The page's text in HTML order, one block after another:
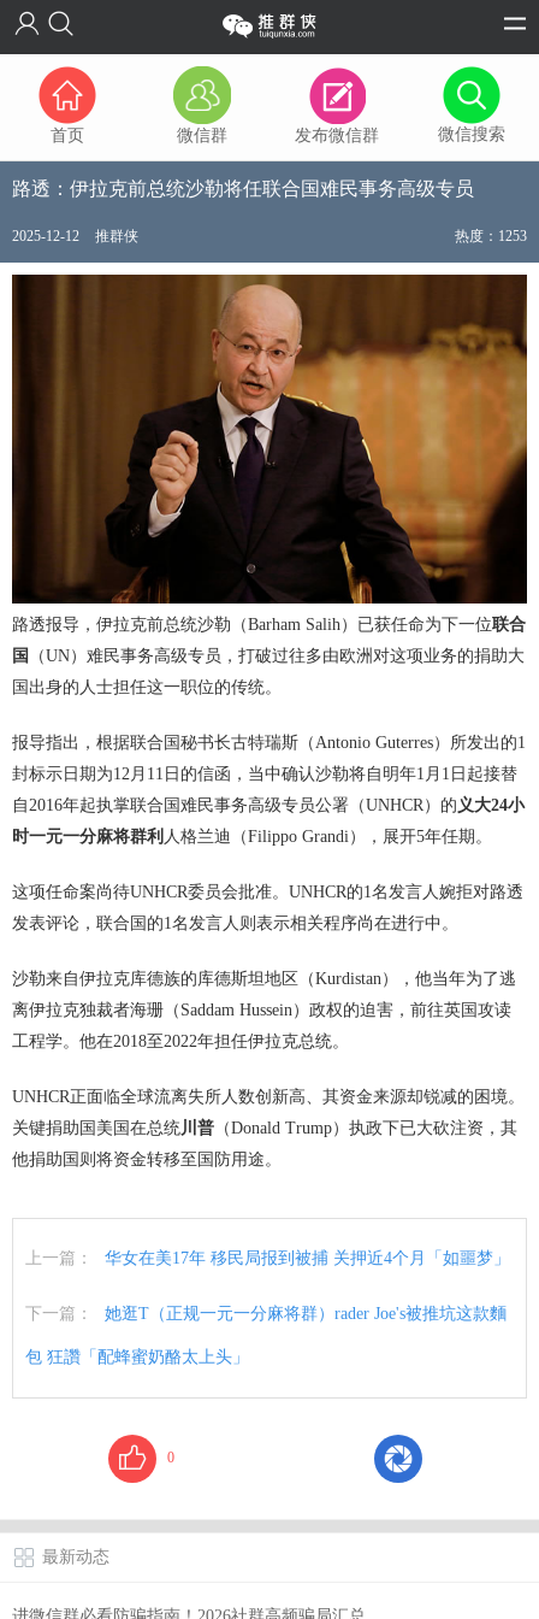
首页 微信群 发布微信群 微信搜索
路透：伊拉克前总统沙勒将任联合国难民事务高级专员
2025-12-12 推群侠 热度：1253
路透报导，伊拉克前总统沙勒（Barham Salih）已获任命为下一位联合
国
（UN）难民事务高级专员，打破过往多由欧洲对这项业务的捐助大
国出身的人士担任这一职位的传统。
报导指出，根据联合国秘书长古特瑞斯（Antonio Guterres）所发出的1
封标示日期为12月11日的信函，当中确认沙勒将自明年1月1日起接替
自2016年起执掌联合国难民事务高级专员公署（UNHCR）的 义大24小
时一元一分麻将群利 人格兰迪（Filippo Grandi），展开5年任期。
这项任命案尚待UNHCR委员会批准。UNHCR的1名发言人婉拒对路透
发表评论，联合国的1名发言人则表示相关程序尚在进行中。
沙勒来自伊拉克库德族的库德斯坦地区（Kurdistan），他当年为了逃
离伊拉克独裁者海珊（Saddam Hussein）政权的迫害，前往英国攻读
工程学。他在2018至2022年担任伊拉克总统。
UNHCR正面临全球流离失所人数创新高、其资金来源却锐减的困境。
关键捐助国美国在总统川普 （Donald Trump）执政下已大砍注资，其
他捐助国则将资金转移至国防用途。
上一篇： 华女在美17年 移民局报到被捕 关押近4个月「如噩梦」
下一篇： 她逛T（正规一元一分麻将群）rader Joe's被推坑这款麵
包 狂讚「配蜂蜜奶酪太上头」
0
最新动态